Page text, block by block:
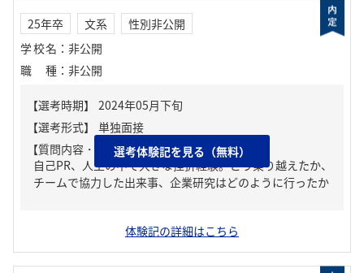
25年卒 文系
性別非公開
学校名 ： 非公開
職種 ： 非公開
【質問内容・課題】
自己PR、人生の中で大きな挫折経験。どう乗り越えたか、
チームで協力した出来事、企業研究はどのように行ったか
選考体験記を見る（無料）
体験記の詳細はこちら